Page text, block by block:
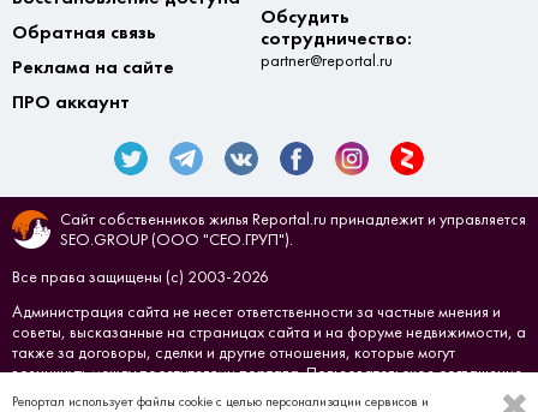
Репортал использует файлы cookie с целью персонализации сервисов и
Обратная связь
Реклама на сайте
ПРО аккаунт
Обсудить
сотрудничество:
partner@reportal.ru
Сайт собственников жилья Reportal.ru принадлежит и управляется
SEO.GROUP (ООО "СЕО.ГРУП").
Все права защищены (с) 2003-2026
Администрация сайта не несет ответственности за частные мнения и
советы, высказанные на страницах сайта и на форуме недвижимости, а
также за договоры, сделки и другие отношения, которые могут
возникнуть между посетителями портала.Пользовательское соглашение